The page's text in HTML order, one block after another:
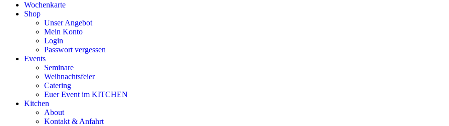
Wochenkarte
Shop
Unser Angebot
Mein Konto
Login
Passwort vergessen
Events
Seminare
Weihnachtsfeier
Catering
Euer Event im KITCHEN
Kitchen
About
Kontakt & Anfahrt